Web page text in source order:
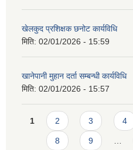
खेलकुद प्रशिक्षक छनोट कार्यविधि
मिति: 02/01/2026 - 15:59
खानेपानी मुहान दर्ता सम्बन्धी कार्यविधि
मिति: 02/01/2026 - 15:57
Pages
1 2 3 4
8 9